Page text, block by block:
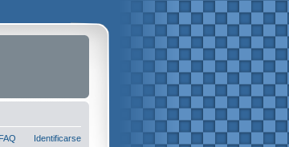
FAQ Identificarse